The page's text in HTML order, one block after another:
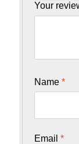
Your
Name *
Email *